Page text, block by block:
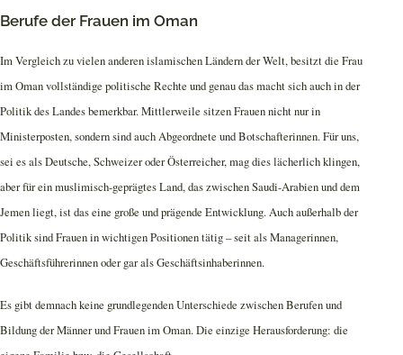
Berufe der Frauen im Oman
Im Vergleich zu vielen anderen islamischen Ländern der Welt, besitzt die Frau
im Oman vollständige politische Rechte und genau das macht sich auch in der
Politik des Landes bemerkbar. Mittlerweile sitzen Frauen nicht nur in
Ministerposten, sondern sind auch Abgeordnete und Botschafterinnen. Für uns,
sei es als Deutsche, Schweizer oder Österreicher, mag dies lächerlich klingen,
aber für ein muslimisch-geprägtes Land, das zwischen Saudi-Arabien und dem
Jemen liegt, ist das eine große und prägende Entwicklung. Auch außerhalb der
Politik sind Frauen in wichtigen Positionen tätig – seit als Managerinnen,
Geschäftsführerinnen oder gar als Geschäftsinhaberinnen.
Es gibt demnach keine grundlegenden Unterschiede zwischen Berufen und
Bildung der Männer und Frauen im Oman. Die einzige Herausforderung: die